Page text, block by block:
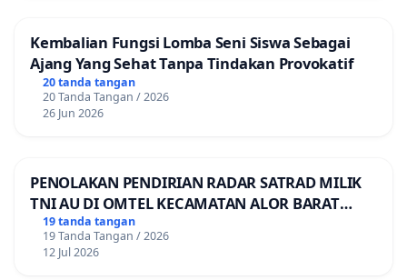
Kembalian Fungsi Lomba Seni Siswa Sebagai
Ajang Yang Sehat Tanpa Tindakan Provokatif
20 tanda tangan
20 Tanda Tangan / 2026
26 Jun 2026
PENOLAKAN PENDIRIAN RADAR SATRAD MILIK
TNI AU DI OMTEL KECAMATAN ALOR BARAT
LAUT, KABUPATEN ALOR
19 tanda tangan
19 Tanda Tangan / 2026
12 Jul 2026